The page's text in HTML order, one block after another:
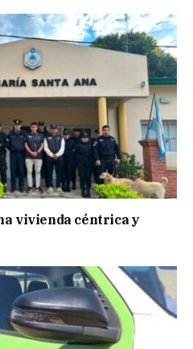
vivienda céntrica y